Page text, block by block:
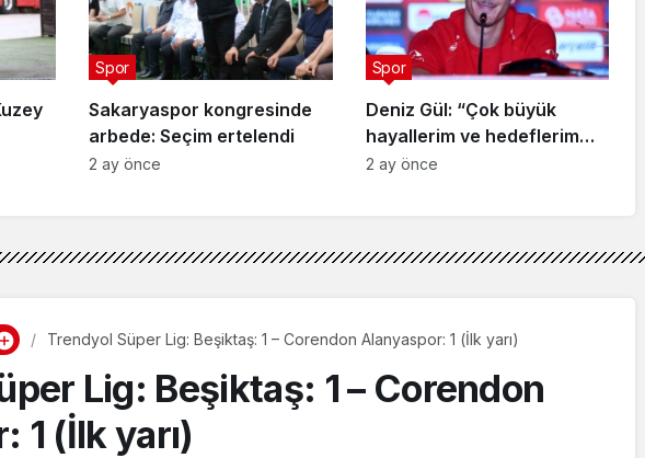
Sakaryaspor kongresinde
arbede: Seçim ertelendi
Spor
2 ay önce
Deniz Gül: “Çok büyük
hayallerim ve hedeflerim
var”
Spor
2 ay önce
Trendyol Süper Lig: Beşiktaş: 1 – Corendon Alanyaspor: 1 (İlk yarı)
Lig: Beşiktaş: 1 – Corendon
1 (İlk yarı)